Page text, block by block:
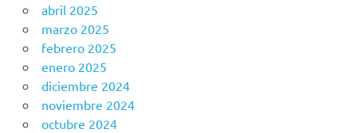
abril 2025
marzo 2025
febrero 2025
enero 2025
diciembre 2024
noviembre 2024
octubre 2024